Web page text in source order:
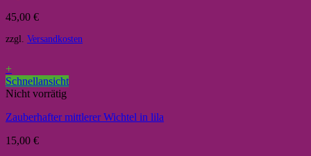
45,00 €
zzgl. Versandkosten
+
Schnellansicht
Nicht vorrätig
Zauberhafter mittlerer Wichtel in lila
15,00 €